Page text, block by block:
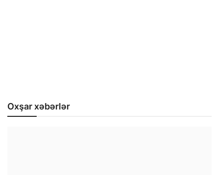
Oxşar xəbərlər